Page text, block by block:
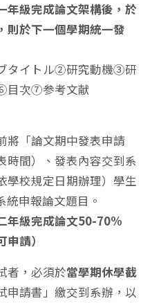
年級完成論文架構後，於
則於下一個學期統一發
タイトル②研究動機③研
次⑦参考文献
「論文期中發表申請
時間）、發表內容交到系
學校規定日期辦理）學生
統申報論文題目。
年級完成論文50-70%
請）
，必須於當學期休學截
申請書」繳交到系辦，以